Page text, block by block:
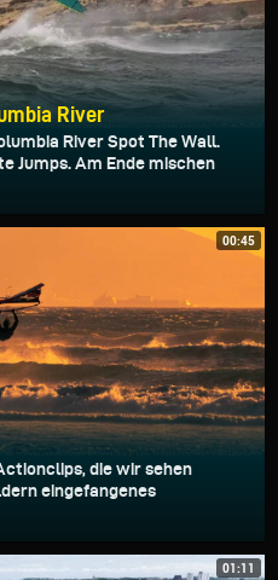
River
River Spot The Wall.
Jumps. Am Ende mischen
00:45
die wir sehen
eingefangenes
01:11